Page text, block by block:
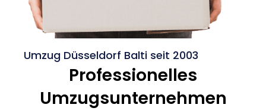
Umzug Düsseldorf Balti seit 2003
Professionelles
Umzugsunternehmen